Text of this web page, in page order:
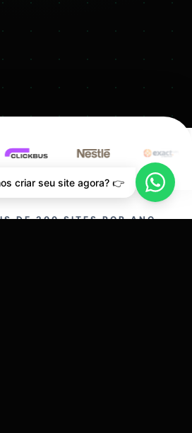
DE 200 SITES POR ANO.
criar seu site agora? 👉